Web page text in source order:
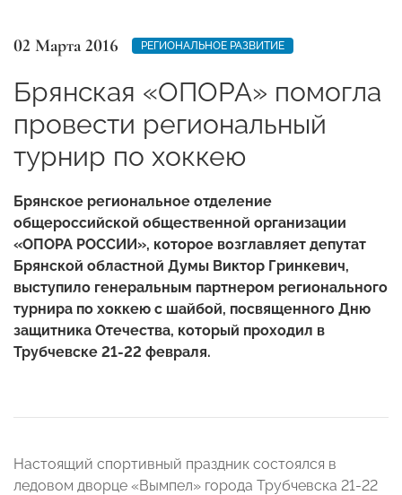
02 Марта 2016 РЕГИОНАЛЬНОЕ РАЗВИТИЕ
Брянская «ОПОРА» помогла
провести региональный
турнир по хоккею
Брянское региональное отделение
общероссийской общественной организации
«ОПОРА РОССИИ», которое возглавляет депутат
Брянской областной Думы Виктор Гринкевич,
выступило генеральным партнером регионального
турнира по хоккею с шайбой, посвященного Дню
защитника Отечества, который проходил в
Трубчевске 21-22 февраля.
Настоящий спортивный праздник состоялся в
ледовом дворце «Вымпел» города Трубчевска 21-22